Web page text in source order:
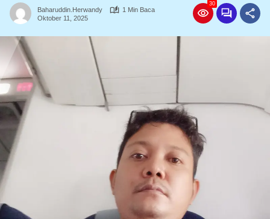
Baharuddin.herwandy
1 Min Baca
Oktober 11, 2025
30